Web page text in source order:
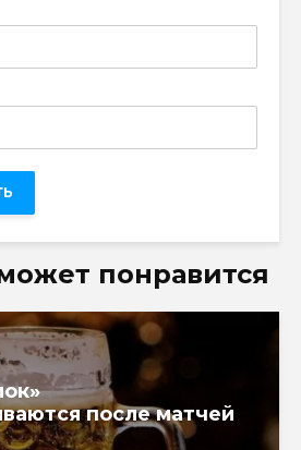
понравится
после матчей